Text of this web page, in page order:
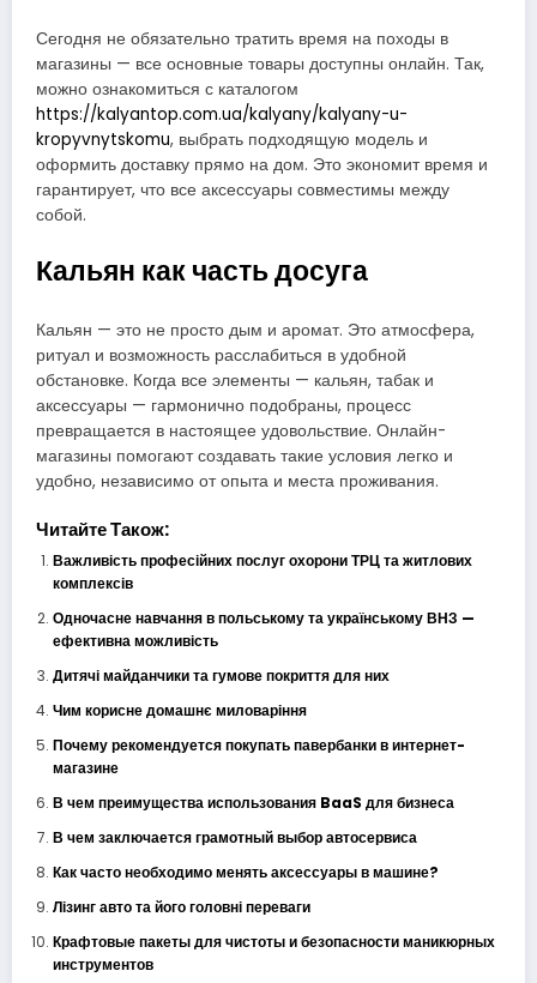
Сегодня не обязательно тратить время на походы в
магазины — все основные товары доступны онлайн. Так,
можно ознакомиться с каталогом
https://kalyantop.com.ua/kalyany/kalyany-u-
kropyvnytskomu, выбрать подходящую модель и
оформить доставку прямо на дом. Это экономит время и
гарантирует, что все аксессуары совместимы между
собой.
Кальян как часть досуга
Кальян — это не просто дым и аромат. Это атмосфера,
ритуал и возможность расслабиться в удобной
обстановке. Когда все элементы — кальян, табак и
аксессуары — гармонично подобраны, процесс
превращается в настоящее удовольствие. Онлайн-
магазины помогают создавать такие условия легко и
удобно, независимо от опыта и места проживания.
Читайте Також:
Важливість професійних послуг охорони ТРЦ та житлових
комплексів
Одночасне навчання в польському та українському ВНЗ —
ефективна можливість
Дитячі майданчики та гумове покриття для них
Чим корисне домашнє миловаріння
Почему рекомендуется покупать павербанки в интернет-
магазине
В чем преимущества использования BaaS для бизнеса
В чем заключается грамотный выбор автосервиса
Как часто необходимо менять аксессуары в машине?
Лізинг авто та його головні переваги
Крафтовые пакеты для чистоты и безопасности маникюрных
инструментов